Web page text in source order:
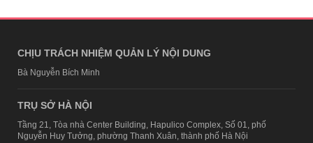
CHỊU TRÁCH NHIỆM QUẢN LÝ NỘI DUNG
Bà Nguyễn Bích Minh
TRỤ SỞ HÀ NỘI
Tầng 21, Tòa nhà Center Building, Hapulico Complex, Số 01, phố
Nguyễn Huy Tưởng, phường Thanh Xuân, thành phố Hà Nội